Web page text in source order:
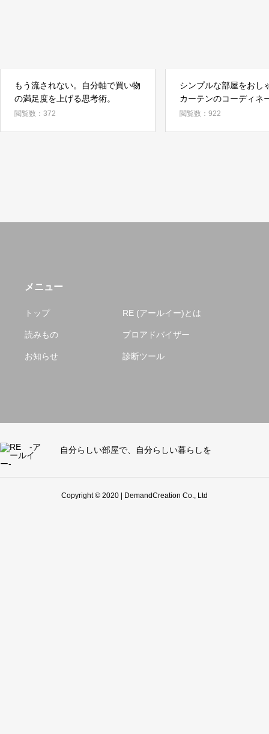
もう流されない。自分軸で買い物
の満足度を上げる思考術。
閲覧数：372
シンプルな部屋をおし
カーテンのコーディネ
閲覧数：922
メニュー
トップ RE (アールイー)とは
読みもの プロアドバイザー
お知らせ 診断ツール
自分らしい部屋で、自分らしい暮らしを
Copyright © 2020 | DemandCreation Co., Ltd